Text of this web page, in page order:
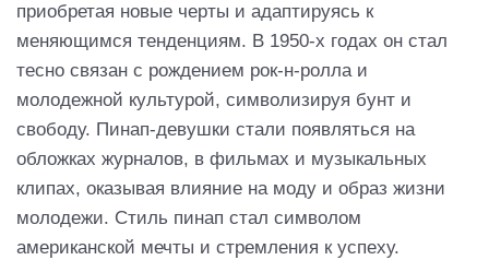
приобретая новые черты и адаптируясь к
меняющимся тенденциям. В 1950-х годах он стал
тесно связан с рождением рок-н-ролла и
молодежной культурой, символизируя бунт и
свободу. Пинап-девушки стали появляться на
обложках журналов, в фильмах и музыкальных
клипах, оказывая влияние на моду и образ жизни
молодежи. Стиль пинап стал символом
американской мечты и стремления к успеху.